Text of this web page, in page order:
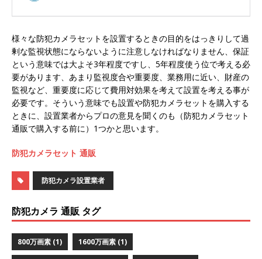
様々な防犯カメラセットを設置するときの目的をはっきりして過
剰な監視状態にならないように注意しなければなりません、保証
という意味では大よそ3年程度ですし、5年程度使う位で考える必
要があります、あまり監視度合や重要度、業務用に近い、財産の
監視など、重要度に応じて費用対効果を考えて設置を考える事が
必要です。そういう意味でも設置や防犯カメラセットを購入する
ときに、設置業者からプロの意見を聞くのも（防犯カメラセット
通販で購入する前に）1つかと思います。
防犯カメラセット 通販
防犯カメラ設置業者
防犯カメラ 通販 タグ
800万画素 (1) 1600万画素 (1)